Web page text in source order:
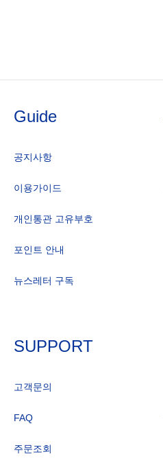
Guide
공지사항
이용가이드
개인통관 고유부호
포인트 안내
뉴스레터 구독
SUPPORT
고객문의
FAQ
주문조회